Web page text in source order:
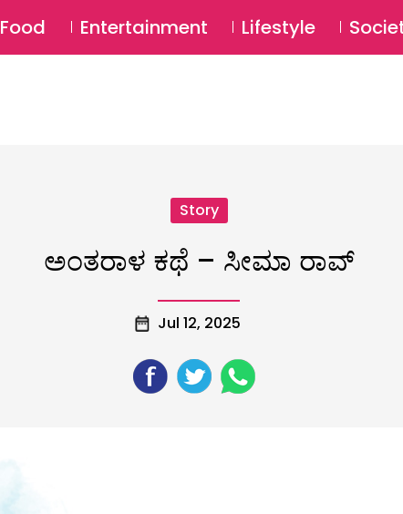
Food Entertainment Lifestyle
Story
ಅಂತರಾಳ ಕಥೆ – ಸೀಮಾ ರಾವ್
Jul 12, 2025